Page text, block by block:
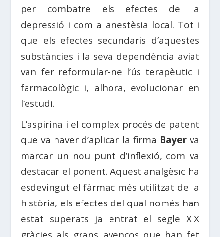
per combatre els efectes de la
depressió i com a anestèsia local. Tot i
que els efectes secundaris d’aquestes
substàncies i la seva dependència aviat
van fer reformular-ne l’ús terapèutic i
farmacològic i, alhora, evolucionar en
l’estudi.
L’aspirina i el complex procés de patent
que va haver d’aplicar la firma Bayerva
marcar un nou punt d’inflexió, com va
destacar el ponent. Aquest analgèsic ha
esdevingut el fàrmac més utilitzat de la
història, els efectes del qual només han
estat superats ja entrat el segle XIX